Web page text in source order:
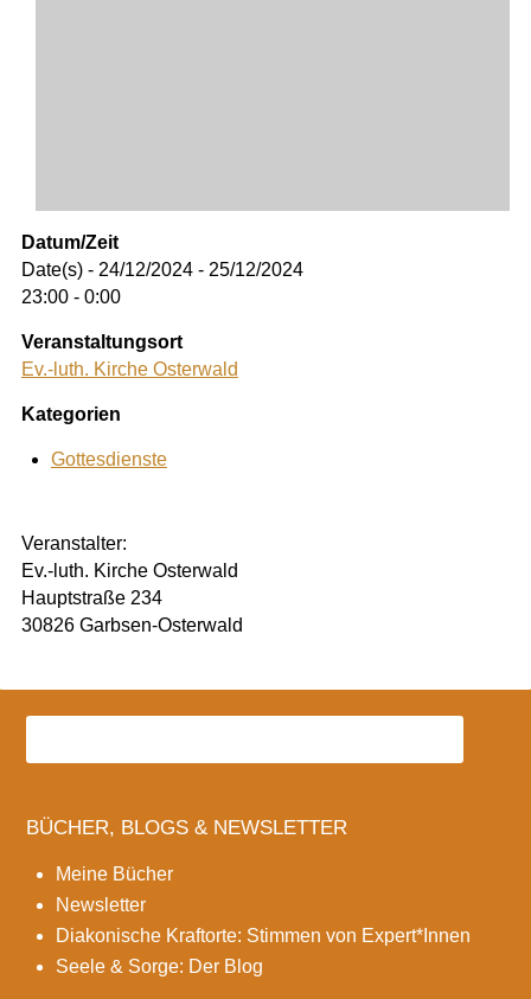
Datum/Zeit
Date(s) - 24/12/2024 - 25/12/2024
23:00 - 0:00
Veranstaltungsort
Ev.-luth. Kirche Osterwald
Kategorien
Gottesdienste
Veranstalter:
Ev.-luth. Kirche Osterwald
Hauptstraße 234
30826 Garbsen-Osterwald
BÜCHER, BLOGS & NEWSLETTER
Meine Bücher
Newsletter
Diakonische Kraftorte: Stimmen von Expert*Innen
Seele & Sorge: Der Blog